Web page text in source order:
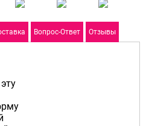
Вопрос-Ответ Отзывы